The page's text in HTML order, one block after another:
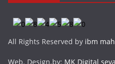
All Rights Reserved by ibm
Web. Design.by: MK Digital